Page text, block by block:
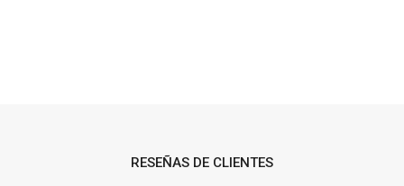
RESEÑAS DE CLIENTES